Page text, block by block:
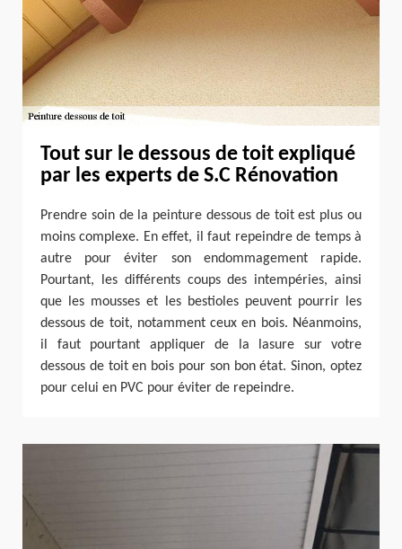
Tout sur le dessous de toit expliqué
par les experts de S.C Rénovation
Prendre soin de la peinture dessous de toit est plus ou
moins complexe. En effet, il faut repeindre de temps à
autre pour éviter son endommagement rapide.
Pourtant, les différents coups des intempéries, ainsi
que les mousses et les bestioles peuvent pourrir les
dessous de toit, notamment ceux en bois. Néanmoins,
il faut pourtant appliquer de la lasure sur votre
dessous de toit en bois pour son bon état. Sinon, optez
pour celui en PVC pour éviter de repeindre.